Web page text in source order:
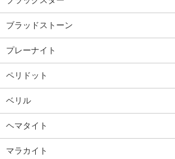
ブラッドストーン
プレーナイト
ペリドット
ベリル
ヘマタイト
マラカイト